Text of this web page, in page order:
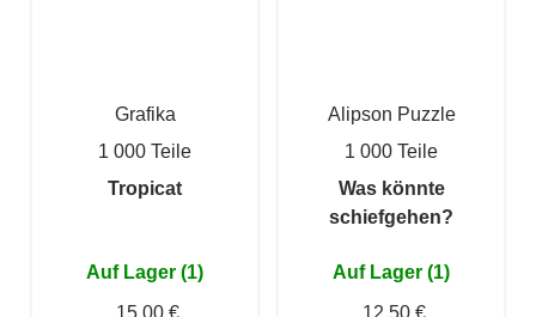
Grafika
1 000 Teile
Tropicat
Auf Lager (1)
15,00 €
Alipson Puzzle
1 000 Teile
Was könnte
schiefgehen?
Auf Lager (1)
12,50 €